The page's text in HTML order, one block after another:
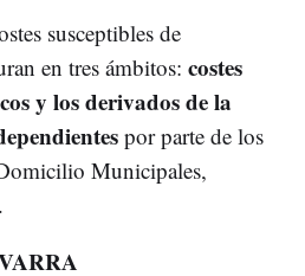
susceptibles de
en tres ámbitos: costes
y los derivados de la
por parte de los
Municipales,